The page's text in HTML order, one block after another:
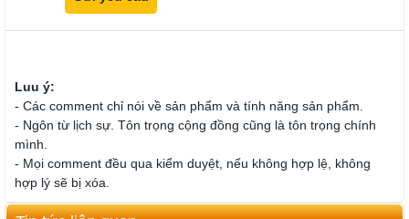
Luu ý:
- Các comment chỉ nói về sản phẩm và tính năng sản phẩm.
- Ngôn từ lịch sự. Tôn trọng cộng đồng cũng là tôn trọng chính
mình.
- Mọi comment đều qua kiểm duyệt, nếu không hợp lệ, không
hợp lý sẽ bị xóa.